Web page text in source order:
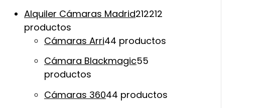
Alquiler Cámaras Madrid212212
productos
Cámaras Arri44 productos
Cámara Blackmagic55
productos
Cámaras 36044 productos